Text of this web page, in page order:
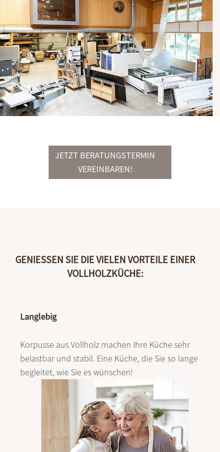
JETZT BERATUNGSTERMIN
VEREINBAREN!
GENIESSEN SIE DIE VIELEN VORTEILE EINER V
OLLHOLZKÜCHE:
Langlebig
Korpusse aus Vollholz machen Ihre Küche sehr
belastbar und stabil. Eine Küche, die Sie so lange
begleitet, wie Sie es wünschen!